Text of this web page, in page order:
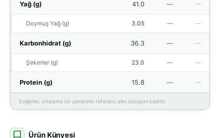
Yağ (g) 41.0 — —
Doymuş Yağ (g) 3.05 — —
Karbonhidrat (g) 36.3 — —
Şekerler (g) 23.0 — —
Protein (g) 15.8 — —
Değerler, ortalama bir yetişkinin referans alım düzeyini belirtir.
Ürün Künyesi